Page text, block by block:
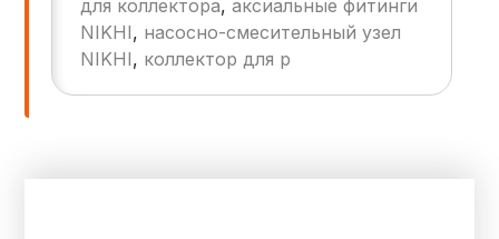
для коллектора,аксиальные фитинги
NIKHI, насосно-смесительный узел
NIKHI, коллектор для р